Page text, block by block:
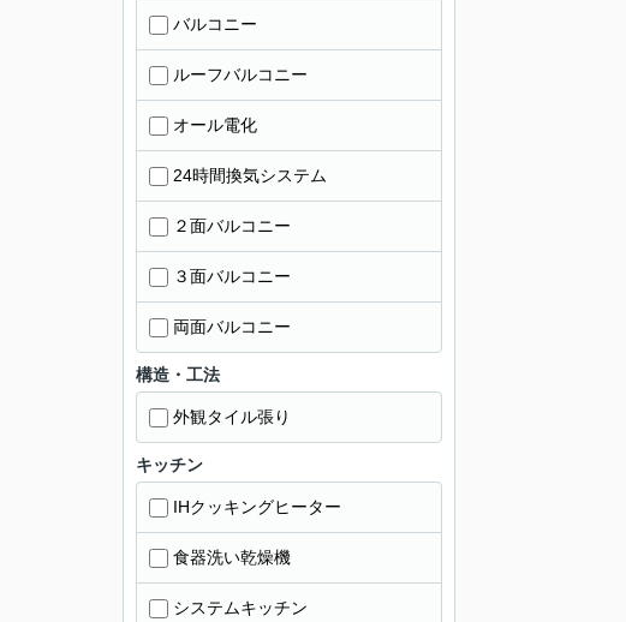
バルコニー
ルーフバルコニー
オール電化
24時間換気システム
２面バルコニー
３面バルコニー
両面バルコニー
構造・工法
外観タイル張り
キッチン
IHクッキングヒーター
食器洗い乾燥機
システムキッチン